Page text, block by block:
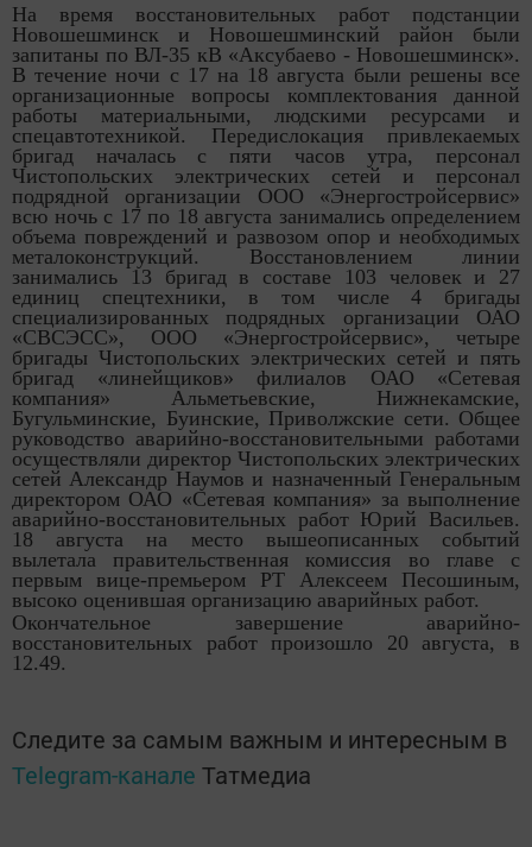
На время восстановительных работ подстанции
Новошешминск и Новошешминский район были
запитаны по ВЛ-35 кВ «Аксубаево - Новошешминск».
В течение ночи с 17 на 18 августа были решены все
организационные вопросы комплектования данной
работы материальными, людскими ресурсами и
спецавтотехникой. Передислокация привлекаемых
бригад началась с пяти часов утра, персонал
Чистопольских электрических сетей и персонал
подрядной организации ООО «Энергостройсервис»
всю ночь с 17 по 18 августа занимались определением
объема повреждений и развозом опор и необходимых
металоконструкций. Восстановлением линии
занимались 13 бригад в составе 103 человек и 27
единиц спецтехники, в том числе 4 бригады
специализированных подрядных организации ОАО
«СВСЭСС», ООО «Энергостройсервис», четыре
бригады Чистопольских электрических сетей и пять
бригад «линейщиков» филиалов ОАО «Сетевая
компания» Альметьевские, Нижнекамские,
Бугульминские, Буинские, Приволжские сети. Общее
руководство аварийно-восстановительными работами
осуществляли директор Чистопольских электрических
сетей Александр Наумов и назначенный Генеральным
директором ОАО «Сетевая компания» за выполнение
аварийно-восстановительных работ Юрий Васильев.
18 августа на место вышеописанных событий
вылетала правительственная комиссия во главе с
первым вице-премьером РТ Алексеем Песошиным,
высоко оценившая организацию аварийных работ.
Окончательное завершение аварийно-
восстановительных работ произошло 20 августа, в
12.49.
Следите за самым важным и интересным в
Telegram-канале Татмедиа